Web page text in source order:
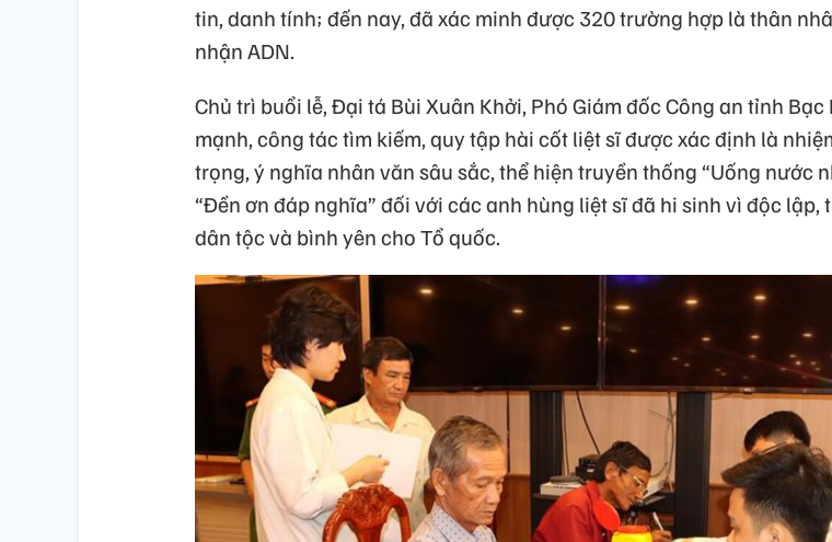
tin, danh tính; đến nay, đã xác minh được 320 trường hợp là thân
nhận ADN.
Chủ trì buổi lễ, Đại tá Bùi Xuân Khởi, Phó Giám đốc Công an tỉnh Bạc
mạnh, công tác tìm kiếm, quy tập hài cốt liệt sĩ được xác định là
trọng, ý nghĩa nhân văn sâu sắc, thể hiện truyền thống “Uống nước
“Đền ơn đáp nghĩa” đối với các anh hùng liệt sĩ đã hi sinh vì độc lập,
dân tộc và bình yên cho Tổ quốc.